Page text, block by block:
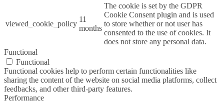
viewed_cookie_policy
11
months
The cookie is set by the GDPR
Cookie Consent plugin and is used
to store whether or not user has
consented to the use of cookies. It
does not store any personal data.
Functional
Functional
Functional cookies help to perform certain functionalities like
sharing the content of the website on social media platforms, collect
feedbacks, and other third-party features.
Performance